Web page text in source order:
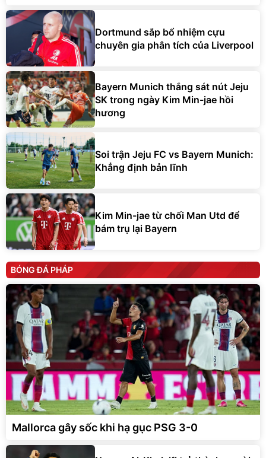
Dortmund sắp bổ nhiệm cựu
chuyên gia phân tích của Liverpool
Bayern Munich thắng sát nút Jeju
SK trong ngày Kim Min-jae hồi
hương
Soi trận Jeju FC vs Bayern Munich:
Khẳng định bản lĩnh
Kim Min-jae từ chối Man Utd để
bám trụ lại Bayern
BÓNG ĐÁ PHÁP
Mallorca gây sốc khi hạ gục PSG 3-0